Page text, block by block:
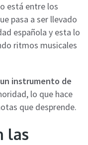
está entre los
pasa a ser llevado
española y esta lo
ritmos musicales
instrumento de
lo que hace
que desprende.
las